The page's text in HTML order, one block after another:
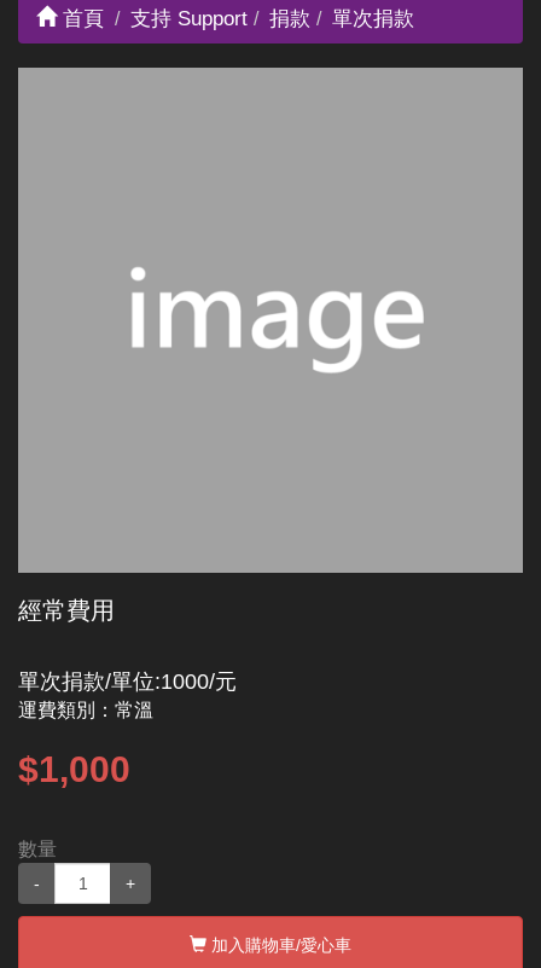
首頁 支持 Support 捐款 單次捐款
經常費用
單次捐款/單位:1000/元
運費類別： 常溫
$1,000
數量
- +
加入購物車/愛心車